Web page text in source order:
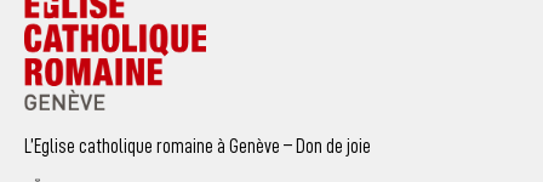
L’Eglise catholique romaine à Genève – Don de joie